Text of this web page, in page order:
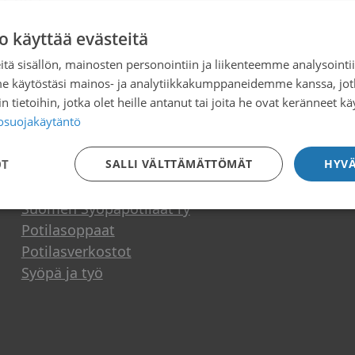
pistettävistä lääkkeistä –
Tietoa ja tukea
Suomen Syöpäpotilaat ry
Potilasoppaat
Potilasverkostot
Syöpä ja työ
käyttää evästeitä
sisällön, mainosten personointiin ja liikenteemme
käytöstäsi mainos- ja analytiikkakumppaneidemme kanssa,
tietoihin, jotka olet heille antanut tai joita he ovat keränneet
SALLI VÄLTTÄMÄTTÖMÄT